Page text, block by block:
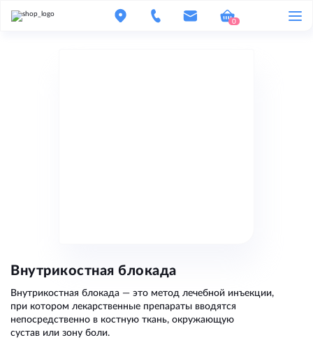
0
Внутрикостная блокада
Внутрикостная блокада — это метод лечебной инъекции,
при котором лекарственные препараты вводятся
непосредственно в костную ткань, окружающую
сустав или зону боли.